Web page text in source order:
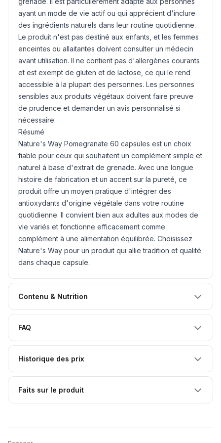
ayant un mode de vie actif ou qui apprécient d'inclure
des ingrédients naturels dans leur routine quotidienne.
Le produit n'est pas destiné aux enfants, et les femmes
enceintes ou allaitantes doivent consulter un médecin
avant utilisation. Il ne contient pas d'allergènes courants
et est exempt de gluten et de lactose, ce qui le rend
accessible à la plupart des personnes. Les personnes
sensibles aux produits végétaux doivent faire preuve
de prudence et demander un avis personnalisé si
nécessaire.
Résumé
Nature's Way Pomegranate 60 capsules est un choix
fiable pour ceux qui souhaitent un complément simple et
naturel à base d'extrait de grenade. Avec une longue
histoire de fabrication et un accent sur la pureté, ce
produit offre un moyen pratique d'intégrer des
antioxydants d'origine végétale dans votre routine
quotidienne. Il convient bien aux adultes aux modes de
vie variés et fonctionne efficacement comme
complément à une alimentation équilibrée. Choisissez
Nature's Way pour un produit qui allie tradition et qualité
dans chaque capsule.
Contenu & Nutrition
FAQ
Historique des prix
Faits sur le produit